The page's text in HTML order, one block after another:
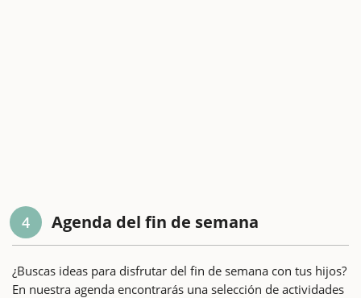
4 Agenda del fin de semana
¿Buscas ideas para disfrutar del fin de semana con tus hijos?
En nuestra agenda encontrarás una selección de actividades